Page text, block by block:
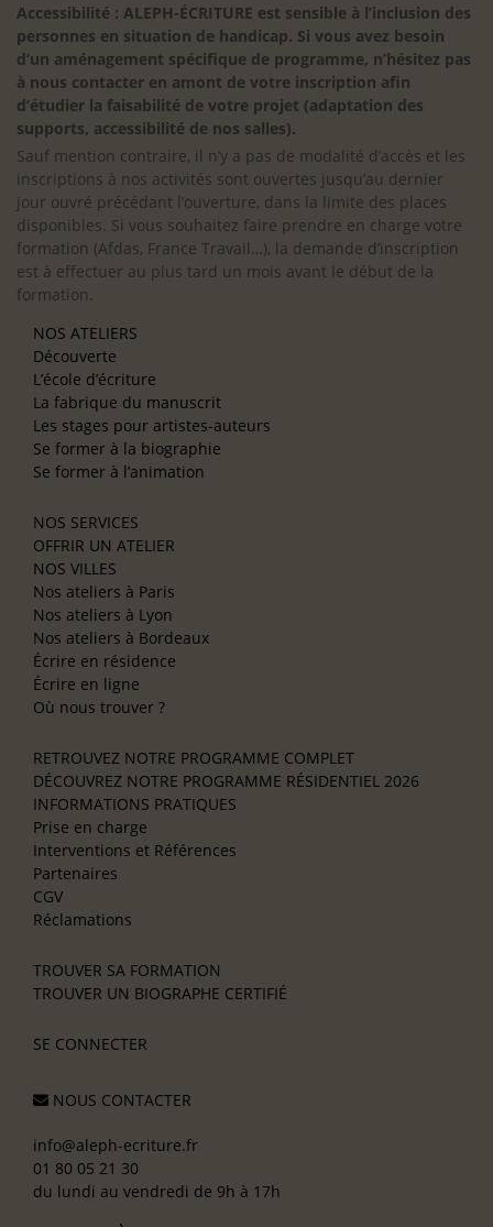
Accessibilité : ALEPH-ÉCRITURE est sensible à l’inclusion des
personnes en situation de handicap. Si vous avez besoin
d’un aménagement spécifique de programme, n’hésitez pas
à nous contacter en amont de votre inscription afin
d’étudier la faisabilité de votre projet (adaptation des
supports, accessibilité de nos salles).
Sauf mention contraire, il n’y a pas de modalité d’accès et les
inscriptions à nos activités sont ouvertes jusqu’au dernier
jour ouvré précédant l’ouverture, dans la limite des places
disponibles. Si vous souhaitez faire prendre en charge votre
formation (Afdas, France Travail…), la demande d’inscription
est à effectuer au plus tard un mois avant le début de la
formation.
NOS ATELIERS
Découverte
L’école d’écriture
La fabrique du manuscrit
Les stages pour artistes-auteurs
Se former à la biographie
Se former à l’animation
NOS SERVICES
OFFRIR UN ATELIER
NOS VILLES
Nos ateliers à Paris
Nos ateliers à Lyon
Nos ateliers à Bordeaux
Écrire en résidence
Écrire en ligne
Où nous trouver ?
RETROUVEZ NOTRE PROGRAMME COMPLET
DÉCOUVREZ NOTRE PROGRAMME RÉSIDENTIEL 2026
INFORMATIONS PRATIQUES
Prise en charge
Interventions et Références
Partenaires
CGV
Réclamations
TROUVER SA FORMATION
TROUVER UN BIOGRAPHE CERTIFIÉ
SE CONNECTER
NOUS CONTACTER
info@aleph-ecriture.fr
01 80 05 21 30
du lundi au vendredi de 9h à 17h